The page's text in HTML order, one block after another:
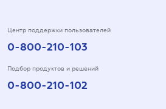
Центр поддержки пользователей
0-800-210-103
Подбор продуктов и решений
0-800-210-102